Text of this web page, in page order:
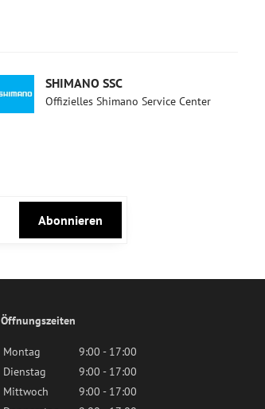
SHIMANO SSC
Offizielles Shimano Service Center
Abonnieren
Öffnungszeiten
Montag
9:00 - 17:00
Dienstag
9:00 - 17:00
Mittwoch
9:00 - 17:00